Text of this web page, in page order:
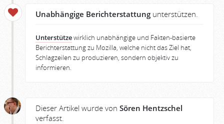
Unabhängige Berichterstattung unterstützen.
Unterstützewirklich unabhängige und Fakten-basierte
Berichterstattung zu Mozilla, welche nicht das Ziel hat,
Schlagzeilen zu produzieren, sondern objektiv zu
informieren.
Dieser Artikel wurde von Sören Hentzschel
verfasst.